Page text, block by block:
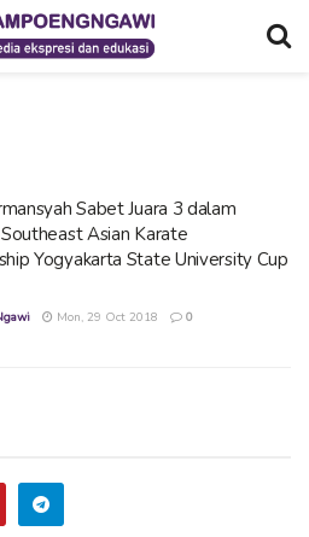
Sabet Juara 3 dalam
Asian Karate
Yogyakarta State University Cup
Mon, 29 Oct 2018 0